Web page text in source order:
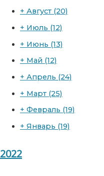
+ Август (20)
+ Июль (12)
+ Июнь (13)
+ Май (12)
+ Апрель (24)
+ Март (25)
+ Февраль (19)
+ Январь (19)
2022